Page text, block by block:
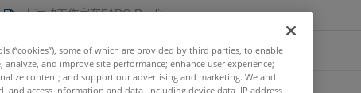
人运动工作室在FARO Reality
(“cookies”), some of which are provided by third parties, to enable
and improve site performance; enhance user experience;
content; and support our advertising and marketing. We and
access information and data, including device data, IP address